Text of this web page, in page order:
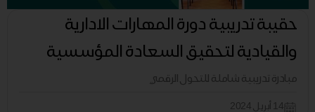
حقيبة تدريبية دورة المهارات الادارية
والقيادية لتحقيق السعادة المؤسسية
مبادرة تدريبية شاملة للتحول الرقمي
14 أبريل 2024